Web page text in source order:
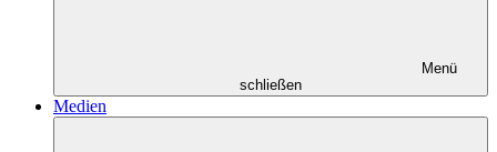
Menü
schließen
Medien